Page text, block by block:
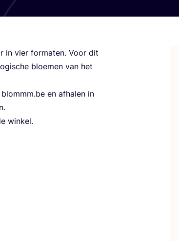
in vier for­ma­ten. Voor dit
bloe­men van het
en afha­len in
winkel.